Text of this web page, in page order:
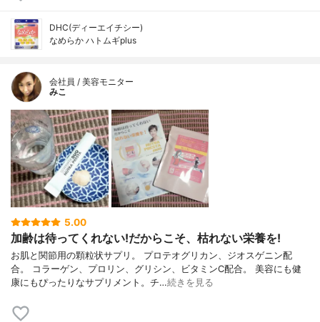
DHC(ディーエイチシー)
なめらか ハトムギplus
会社員 / 美容モニター
みこ
5.00
加齢は待ってくれない!だからこそ、枯れない栄養を!
お肌と関節用の顆粒状サプリ。 プロテオグリカン、ジオスゲニン配
合。 コラーゲン、プロリン、グリシン、ビタミンC配合。 美容にも健
康にもぴったりなサプリメント。チ…続きを見る